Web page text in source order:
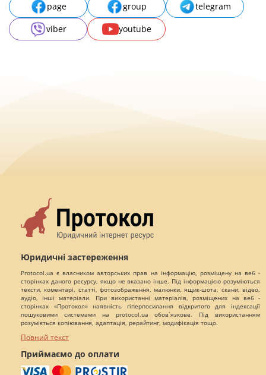
page group
telegram
viber
youtube
Юридичні застереження
Protocol.ua є власником авторських прав на інформацію, розміщену на веб -
сторінках даного ресурсу, якщо не вказано інше. Під інформацією розуміються
тексти, коментарі, статті, фотозображення, малюнки, ящик-шота, скани, відео,
аудіо, інші матеріали. При використанні матеріалів, розміщених на веб -
сторінках «Протокол» наявність гіперпосилання відкритого для індексації
пошуковими системами на protocol.ua обов`язкове. Під використанням
розуміється копіювання, адаптація, рерайтинг, модифікація тощо.
Повний текст
Приймаємо до оплати